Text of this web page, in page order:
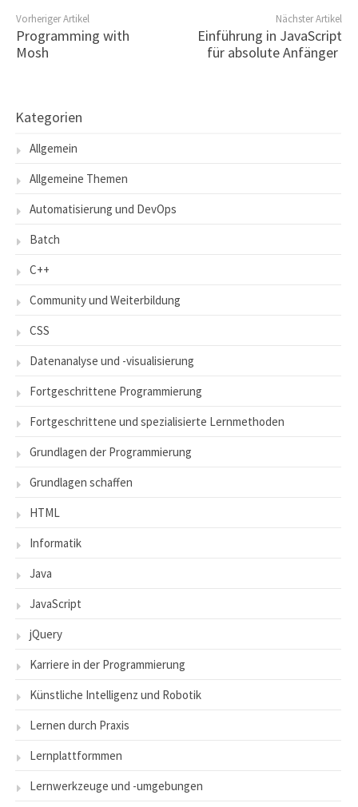
Vorheriger Artikel
Programming with
Mosh
Nächster Artikel
Einführung in JavaScript
für absolute Anfänger
Kategorien
Allgemein
Allgemeine Themen
Automatisierung und DevOps
Batch
C++
Community und Weiterbildung
CSS
Datenanalyse und -visualisierung
Fortgeschrittene Programmierung
Fortgeschrittene und spezialisierte Lernmethoden
Grundlagen der Programmierung
Grundlagen schaffen
HTML
Informatik
Java
JavaScript
jQuery
Karriere in der Programmierung
Künstliche Intelligenz und Robotik
Lernen durch Praxis
Lernplattformmen
Lernwerkzeuge und -umgebungen